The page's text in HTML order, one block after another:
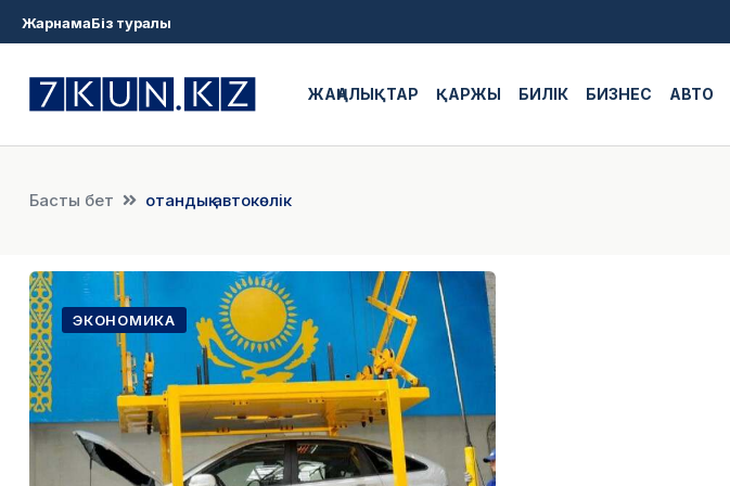
ЖарнамаБіз туралы
ЖАҢАЛЫҚТАР ҚАРЖЫ БИЛІК БИЗНЕС АВТО
Басты бет отандық автокөлік
ЭКОНОМИКА